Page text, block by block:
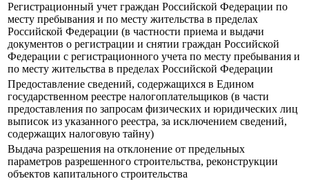
Регистрационный учет граждан Российской Федерации по
месту пребывания и по месту жительства в пределах
Российской Федерации (в частности приема и выдачи
документов о регистрации и снятии граждан Российской
Федерации с регистрационного учета по месту пребывания и
по месту жительства в пределах Российской Федерации
Предоставление сведений, содержащихся в Едином
государственном реестре налогоплательщиков (в части
предоставления по запросам физических и юридических лиц
выписок из указанного реестра, за исключением сведений,
содержащих налоговую тайну)
Выдача разрешения на отклонение от предельных
параметров разрешенного строительства, реконструкции
объектов капитального строительства